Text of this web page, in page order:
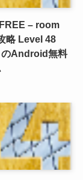
– room
略 Level 48
Android無料